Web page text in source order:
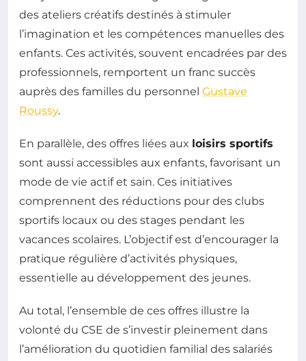
des ateliers créatifs destinés à stimuler
l’imagination et les compétences manuelles des
enfants. Ces activités, souvent encadrées par des
professionnels, remportent un franc succès
auprès des familles du personnel Gustave
Roussy.
En parallèle, des offres liées aux loisirs sportifs
sont aussi accessibles aux enfants, favorisant un
mode de vie actif et sain. Ces initiatives
comprennent des réductions pour des clubs
sportifs locaux ou des stages pendant les
vacances scolaires. L’objectif est d’encourager la
pratique régulière d’activités physiques,
essentielle au développement des jeunes.
Au total, l’ensemble de ces offres illustre la
volonté du CSE de s’investir pleinement dans
l’amélioration du quotidien familial des salariés